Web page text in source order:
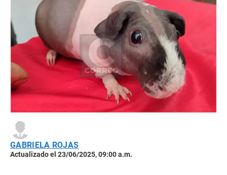
GABRIELA ROJAS
Actualizado el 23/06/2025, 09:00 a.m.